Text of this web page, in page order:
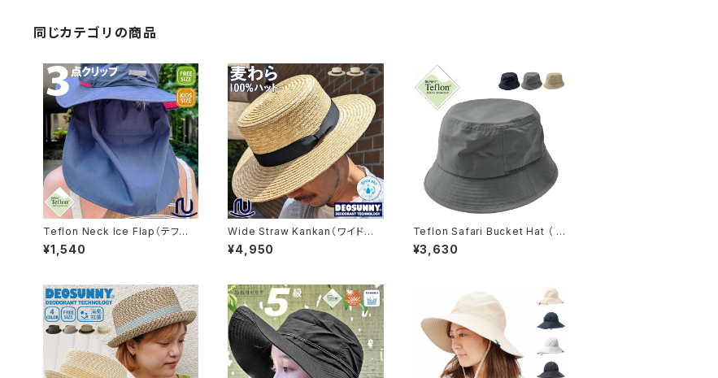
同じカテゴリの商品
Teflon Neck Ice Flap（テフロ
ンネックアイスフラップ）首カバー
※WEB限定商品【hb-3370rk】
¥1,540
Wide Straw Kankan（ワイドスト
ローカンカン）【bcx-y31875】
¥4,950
Teflon Safari Bucket Hat （ テ
フロン サファリ バケット ハット ）
【hb-3199rk】
¥3,630